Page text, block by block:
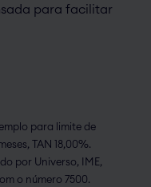
para facilitar
para limite de
TAN 18,00%.
por Universo, IME,
o número 7500.